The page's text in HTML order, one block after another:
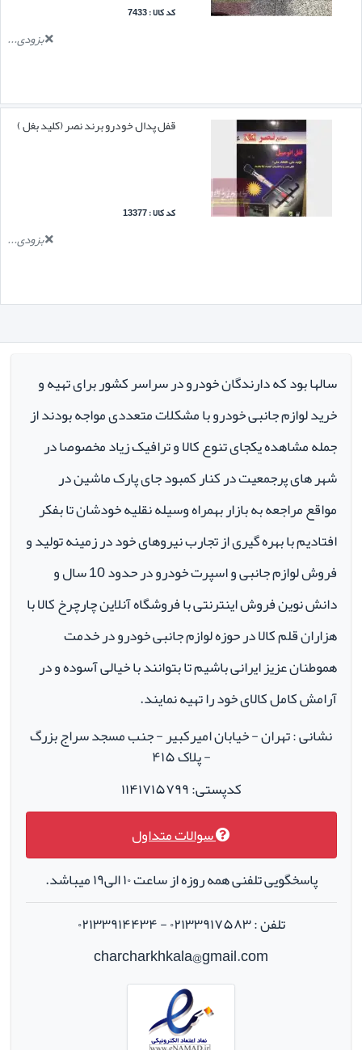
کد کالا : 7433
بزودی...
قفل پدال خودرو برند نصر (کلید بغل )
کد کالا : 13377
بزودی...
سالها بود که دارندگان خودرو در سراسر کشور برای تهیه و
خرید لوازم جانبی خودرو با مشکلات متعددی مواجه بودند از
جمله مشاهده یکجای تنوع کالا و ترافیک زیاد مخصوصا در
شهر های پرجمعیت در کنار کمبود جای پارک ماشین در
مواقع مراجعه به بازار بهمراه وسیله نقلیه خودشان تا بفکر
افتادیم با بهره گیری از تجارب نیروهای خود در زمینه تولید و
فروش لوازم جانبی و اسپرت خودرو در حدود 10 سال و
دانش نوین فروش اینترنتی با فروشگاه آنلاین چارچرخ کالا با
هزاران قلم کالا در حوزه لوازم جانبی خودرو در خدمت
هموطنان عزیز ایرانی باشیم تا بتوانند با خیالی آسوده و در
آرامش کامل کالای خود را تهیه نمایند.
نشانی : تهران - خیابان امیرکبیر - جنب مسجد سراج بزرگ
- پلاک ۴۱۵
کدپستی: ۱۱۴۱۷۱۵۷۹۹
سوالات متداول
پاسخگویی تلفنی همه روزه از ساعت ۱۰ الی۱۹ میباشد.
تلفن : ۰۲۱۳۳۹۱۷۵۸۳ - ۰۲۱۳۳۹۱۴۴۳۴
charcharkhkala@gmail.com